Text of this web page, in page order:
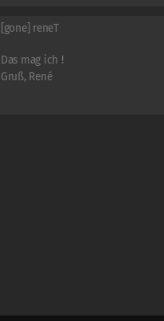
[gone] reneT
Das mag ich !
Gruß, René